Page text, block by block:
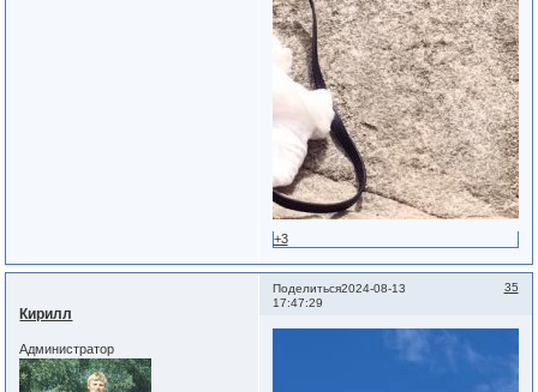
+3
Поделиться 35
2024-08-13
17:47:29
Кирилл
Администратор